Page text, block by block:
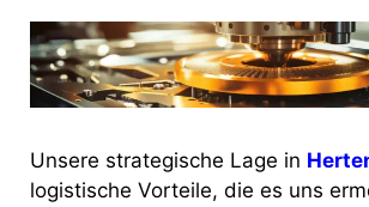
Unsere strategische Lage in
logistische Vorteile, die es uns